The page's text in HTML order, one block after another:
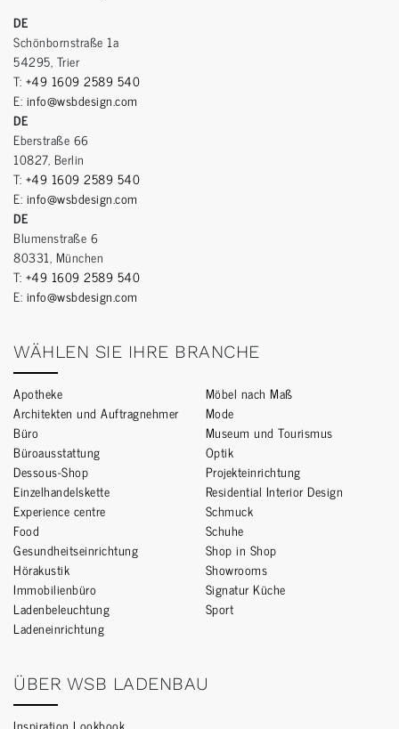
DE
Schönbornstraße 1a
54295, Trier
T: +49 1609 2589 540
E: info@wsbdesign.com
DE
Eberstraße 66
10827, Berlin
T: +49 1609 2589 540
E: info@wsbdesign.com
DE
Blumenstraße 6
80331, München
T: +49 1609 2589 540
E: info@wsbdesign.com
WÄHLEN SIE IHRE BRANCHE
Apotheke
Architekten und Auftragnehmer
Büro
Büroausstattung
Dessous-Shop
Einzelhandelskette
Experience centre
Food
Gesundheitseinrichtung
Hörakustik
Immobilienbüro
Ladenbeleuchtung
Ladeneinrichtung
Möbel nach Maß
Mode
Museum und Tourismus
Optik
Projekteinrichtung
Residential Interior Design
Schmuck
Schuhe
Shop in Shop
Showrooms
Signatur Küche
Sport
ÜBER WSB LADENBAU
Inspiration Lookbook